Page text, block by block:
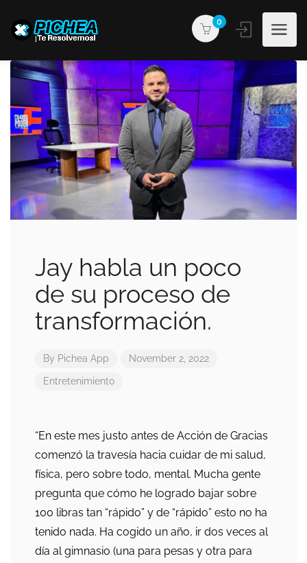
0
Jay habla un poco
de su proceso de
transformación.
By Pichea App November 2, 2022
Entretenimiento
“En este mes justo antes de Acción de Gracias
comenzó la travesía hacia cuidar de mi salud,
física, pero sobre todo, mental. Mucha gente
pregunta que cómo he logrado bajar sobre
100 libras tan “rápido” y de “rápido” esto no ha
tenido nada. Ha cogido un año, ir dos veces al
día al gimnasio (una para pesas y otra para